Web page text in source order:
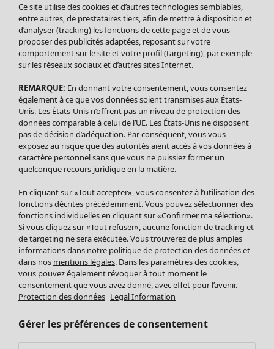
Soldes Vêtements
Tous les vêtements
Robes
Tuniques
Blouses
Tops
Gilets
Pantalon
Jupes
Leggings et collants
Accessoires
Chaussures
Vêtements de bain
Basics
Soldes Mobilier
Bonnes affaires déco
Décoration
Textiles
Tapis
Éponge
Ce site utilise des cookies et d’autres technologies semblables,
entre autres, de prestataires tiers, afin de mettre à disposition et
d’analyser (tracking) les fonctions de cette page et de vous
proposer des publicités adaptées, reposant sur votre
comportement sur le site et votre profil (targeting), par exemple
sur les réseaux sociaux et d’autres sites Internet.
REMARQUE: En donnant votre consentement, vous consentez
également à ce que vos données soient transmises aux États-
Unis. Les États-Unis n’offrent pas un niveau de protection des
données comparable à celui de l’UE. Les États-Unis ne disposent
pas de décision d’adéquation. Par conséquent, vous vous
exposez au risque que des autorités aient accès à vos données à
caractère personnel sans que vous ne puissiez former un
quelconque recours juridique en la matière.
En cliquant sur «Tout accepter», vous consentez à l’utilisation des
fonctions décrites précédemment. Vous pouvez sélectionner des
fonctions individuelles en cliquant sur «Confirmer ma sélection».
Si vous cliquez sur «Tout refuser», aucune fonction de tracking et
de targeting ne sera exécutée. Vous trouverez de plus amples
informations dans notre politique de protection des données et
dans nos mentions légales. Dans les paramètres des cookies,
vous pouvez également révoquer à tout moment le
consentement que vous avez donné, avec effet pour l’avenir.
Protection des données Legal Information
Gérer les préférences de consentement